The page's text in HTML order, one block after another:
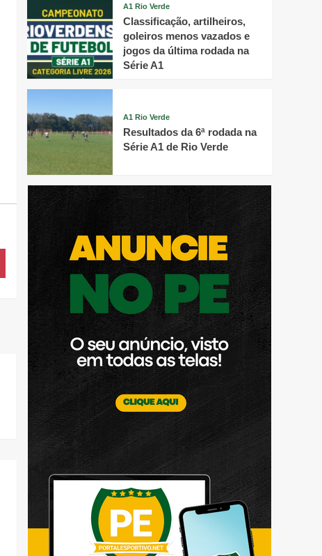
A1 Rio Verde
Classificação, artilheiros,
goleiros menos vazados e
jogos da última rodada na
Série A1
A1 Rio Verde
Resultados da 6ª rodada na
Série A1 de Rio Verde